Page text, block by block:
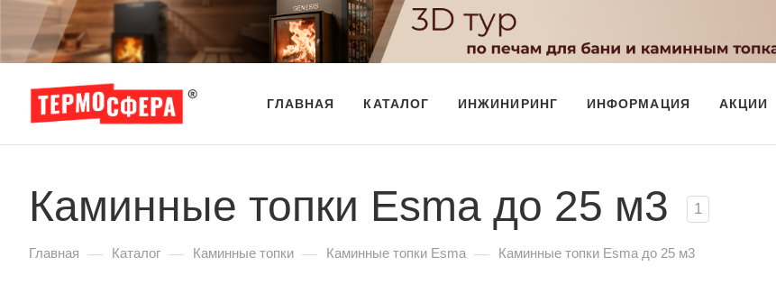
ГЛАВНАЯ КАТАЛОГ ИНЖИНИРИНГ ИНФОРМАЦИЯ АКЦИИ
Каминные топки Esma до 25 м3 1
Главная — Каталог — Каминные топки — Каминные топки Esma — Каминные топки Esma до 25 м3